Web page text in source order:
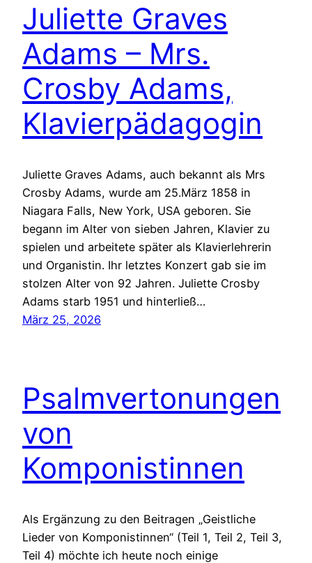
Juliette Graves
Adams – Mrs.
Crosby Adams,
Klavierpädagogin
Juliette Graves Adams, auch bekannt als Mrs
Crosby Adams, wurde am 25.März 1858 in
Niagara Falls, New York, USA geboren. Sie
begann im Alter von sieben Jahren, Klavier zu
spielen und arbeitete später als Klavierlehrerin
und Organistin. Ihr letztes Konzert gab sie im
stolzen Alter von 92 Jahren. Juliette Crosby
Adams starb 1951 und hinterließ…
März 25, 2026
Psalmvertonungen
von
Komponistinnen
Als Ergänzung zu den Beitragen „Geistliche
Lieder von Komponistinnen“ (Teil 1, Teil 2, Teil 3,
Teil 4) möchte ich heute noch einige